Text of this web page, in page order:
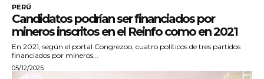
PERÚ
Candidatos podrían ser financiados por
mineros inscritos en el Reinfo como en 2021
En 2021, según el portal Congrezoo, cuatro políticos de tres partidos
financiados por mineros...
05/12/2025